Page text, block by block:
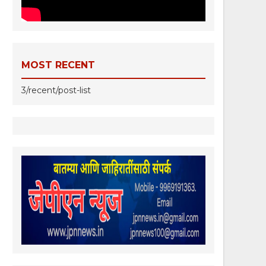
MOST RECENT
3/recent/post-list